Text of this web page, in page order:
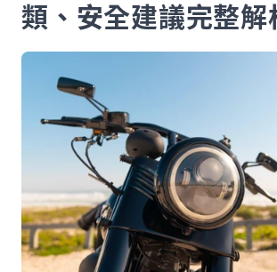
徵才資訊
媒體推薦
聯絡我們
類、安全建議完整解